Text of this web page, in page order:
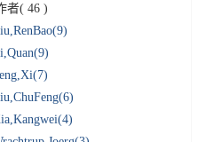
者( 46 )